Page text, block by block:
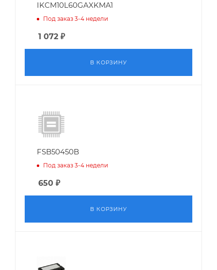
IKCM10L60GAXKMA1
Под заказ 3-4 недели
1 072 ₽
В КОРЗИНУ
FSB50450B
Под заказ 3-4 недели
650 ₽
В КОРЗИНУ